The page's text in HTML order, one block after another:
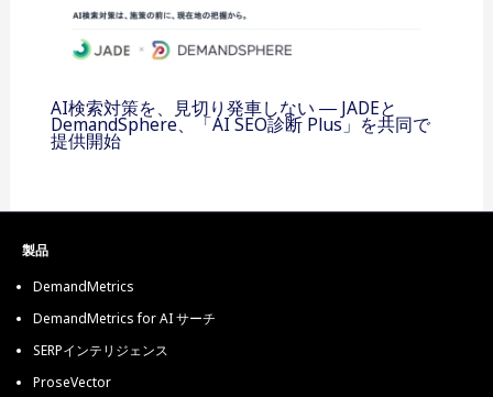
AI検索対策を、見切り発車しない ― JADEと
DemandSphere、「AI SEO診断 Plus」を共同で
提供開始
製品
DemandMetrics
DemandMetrics for AI サーチ
SERPインテリジェンス
ProseVector